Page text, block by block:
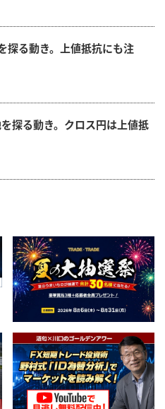
探る動き。上値抵抗にも注
探る動き。クロス円は上値抵